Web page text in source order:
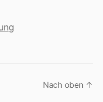
Nach oben ↑